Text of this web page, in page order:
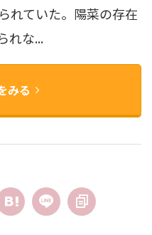
れていた。陽菜の存在
れな...
みる